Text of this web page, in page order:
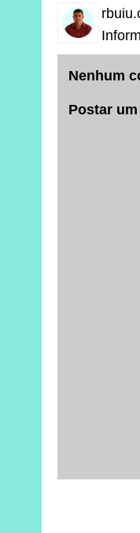
Nenhum
Postar